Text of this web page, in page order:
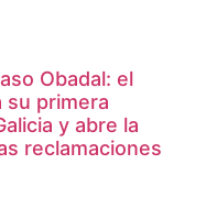
Obadal: el
su primera
y abre la
reclamaciones